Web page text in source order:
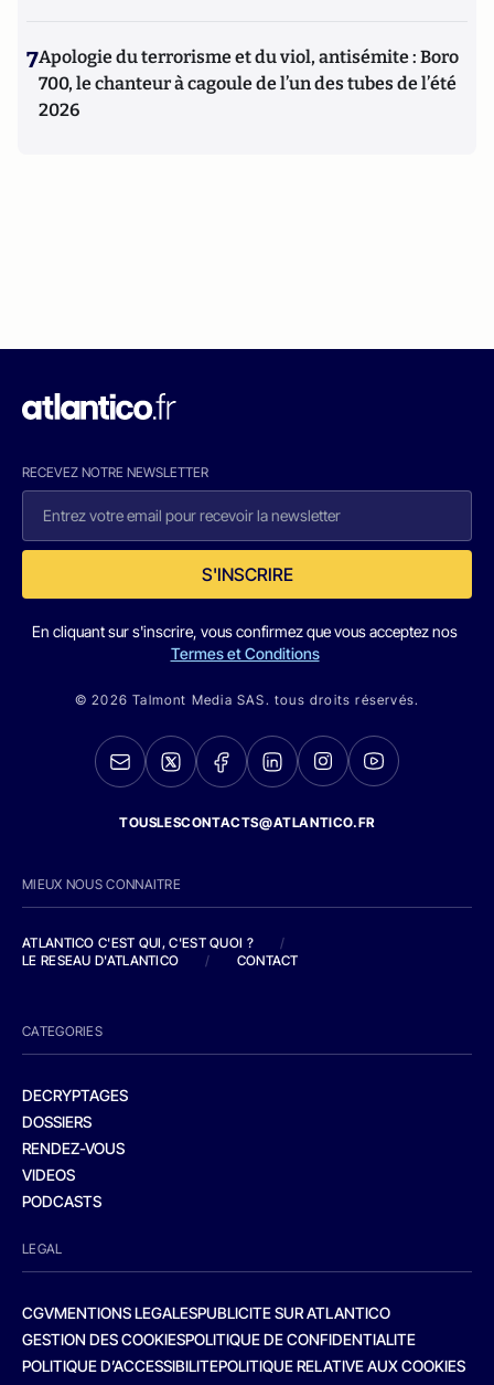
7Apologie du terrorisme et du viol, antisémite : Boro
700, le chanteur à cagoule de l’un des tubes de l’été
2026
RECEVEZ NOTRE NEWSLETTER
S'INSCRIRE
En cliquant sur s'inscrire, vous confirmez que vous acceptez nos
Termes et Conditions
© 2026 Talmont Media SAS. tous droits réservés.
TOUSLESCONTACTS@ATLANTICO.FR
MIEUX NOUS CONNAITRE
ATLANTICO C'EST QUI, C'EST QUOI ?
/
LE RESEAU D'ATLANTICO
/ CONTACT
CATEGORIES
DECRYPTAGES
DOSSIERS
RENDEZ-VOUS
VIDEOS
PODCASTS
LEGAL
CGVMENTIONS LEGALESPUBLICITE SUR ATLANTICO
GESTION DES COOKIESPOLITIQUE DE CONFIDENTIALITE
POLITIQUE D’ACCESSIBILITEPOLITIQUE RELATIVE AUX COOKIES